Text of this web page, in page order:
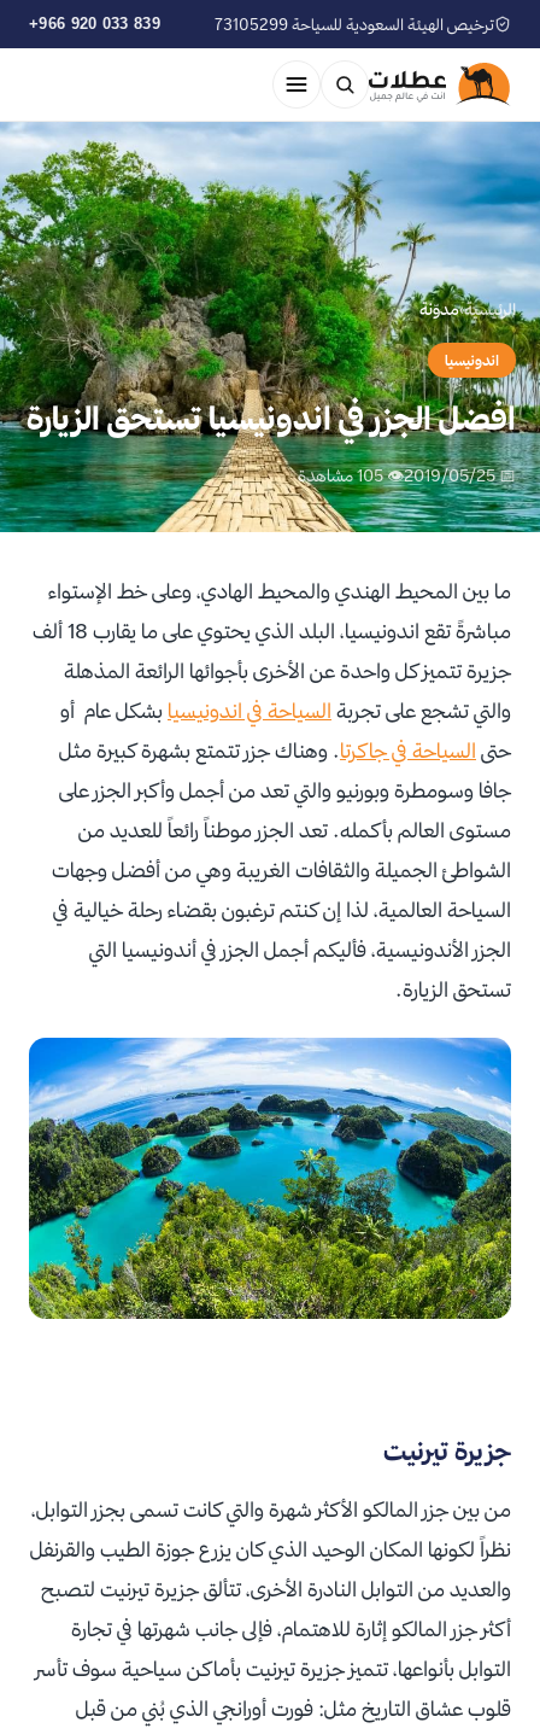
ترخيص الهيئة السعودية للسياحة 73105299 +966 920 033 839
الرئيسية›مدوّنة
اندونيسيا
افضل الجزر في اندونيسيا تستحق الزيارة
📅 2019/05/25 👁 105 مشاهدة
ما بين المحيط الهندي والمحيط الهادي، وعلى خط الإستواء
مباشرةً تقع اندونيسيا، البلد الذي يحتوي على ما يقارب 18 ألف
جزيرة تتميز كل واحدة عن الأخرى بأجوائها الرائعة المذهلة
والتي تشجع على تجربة السياحة في اندونيسيا بشكل عام أو
حتى السياحة في جاكرتا. وهناك جزر تتمتع بشهرة كبيرة مثل
جافا وسومطرة وبورنيو والتي تعد من أجمل وأكبر الجزر على
مستوى العالم بأكمله. تعد الجزر موطناً رائعاً للعديد من
الشواطئ الجميلة والثقافات الغريبة وهي من أفضل وجهات
السياحة العالمية، لذا إن كنتم ترغبون بقضاء رحلة خيالية في
الجزر الأندونيسية، فأليكم أجمل الجزر في أندونيسيا التي
تستحق الزيارة.
جزيرة تيرنيت
من بين جزر المالكو الأكثر شهرة والتي كانت تسمى بجزر التوابل،
نظراً لكونها المكان الوحيد الذي كان يزرع جوزة الطيب والقرنفل
والعديد من التوابل النادرة الأخرى، تتألق جزيرة تيرنيت لتصبح
أكثر جزر المالكو إثارة للاهتمام، فإلى جانب شهرتها في تجارة
التوابل بأنواعها، تتميز جزيرة تيرنيت بأماكن سياحية سوف تأسر
قلوب عشاق التاريخ مثل: فورت أورانجي الذي بُني من قبل